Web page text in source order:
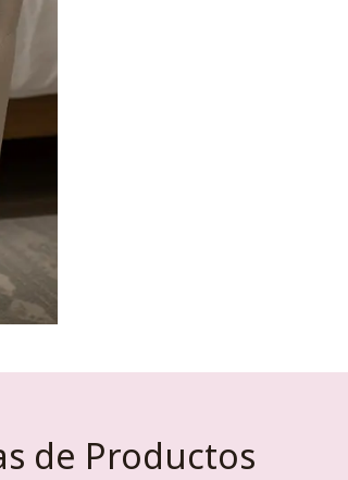
de Productos